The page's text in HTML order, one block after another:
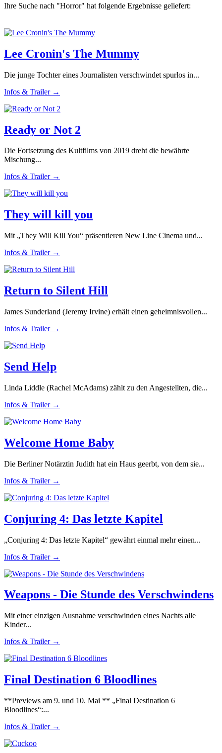
Ihre Suche nach "Horror" hat folgende Ergebnisse geliefert:
Lee Cronin's The Mummy
Die junge Tochter eines Journalisten verschwindet spurlos in...
Infos & Trailer →
Ready or Not 2
Die Fortsetzung des Kultfilms von 2019 dreht die bewährte
Mischung...
Infos & Trailer →
They will kill you
Mit „They Will Kill You“ präsentieren New Line Cinema und...
Infos & Trailer →
Return to Silent Hill
James Sunderland (Jeremy Irvine) erhält einen geheimnisvollen...
Infos & Trailer →
Send Help
Linda Liddle (Rachel McAdams) zählt zu den Angestellten, die...
Infos & Trailer →
Welcome Home Baby
Die Berliner Notärztin Judith hat ein Haus geerbt, von dem sie...
Infos & Trailer →
Conjuring 4: Das letzte Kapitel
„Conjuring 4: Das letzte Kapitel“ gewährt einmal mehr einen...
Infos & Trailer →
Weapons - Die Stunde des Verschwindens
Mit einer einzigen Ausnahme verschwinden eines Nachts alle
Kinder...
Infos & Trailer →
Final Destination 6 Bloodlines
**Previews am 9. und 10. Mai ** „Final Destination 6
Bloodlines“:...
Infos & Trailer →